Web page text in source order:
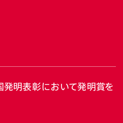
発明表彰において発明賞を